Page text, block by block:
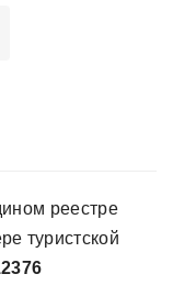
реестре
туристской